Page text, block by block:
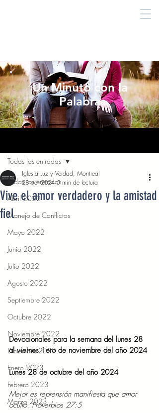
Un Minuto con la
Palabra
Todas las entradas
Abril 2022
Manejo de Conflictos
Mayo 2022
Junio 2022
Julio 2022
Agosto 2022
Septiembre 2022
Octubre 2022
Noviembre 2022
Diciembre 2022
Enero 2023
Febrero 2023
Marzo 2023
Todas las entradas
Vive el amor verdadero y la amistad
fiel
Iglesia Luz y Verdad, Montreal
28 oct 2024 5 min de lectura
Devocionales para la semana del lunes 28
al viernes 1ero de noviembre del año 2024
Lunes 28 de octubre del año 2024
Mejor es reprensión manifiesta que amor
oculto. Proverbios 27:5